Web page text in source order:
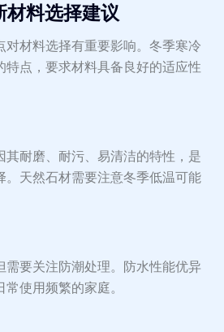
材料选择建议
对材料选择有重要影响。冬季寒冷
特点，要求材料具备良好的适应性
其耐磨、耐污、易清洁的特性，是
。天然石材需要注意冬季低温可能
需要关注防潮处理。防水性能优异
使用频繁的家庭。